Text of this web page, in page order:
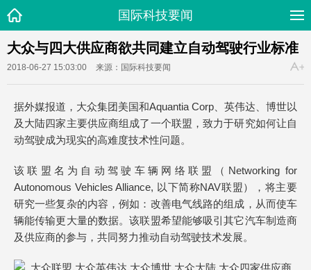
国际科技要闻
大众与四大供应商欲共同建立自动驾驶行业标准
2018-06-27 15:03:00 来源：国际科技要闻
据外媒报道，大众集团美国和Aquantia Corp、英伟达、博世以
及大陆四家主要供应商组成了一个联盟，致力于研究如何让自
动驾驶成为现实的高难度技术性问题。
该联盟名为自动驾驶车辆网络联盟（Networking for
Autonomous Vehicles Alliance, 以下简称NAV联盟），将主要
研究一些复杂的内容，例如：改善电气线路的组成，从而使车
辆能传输更大量的数据。该联盟希望能够吸引其它汽车制造商
及供应商的参与，共同努力推动自动驾驶技术发展。